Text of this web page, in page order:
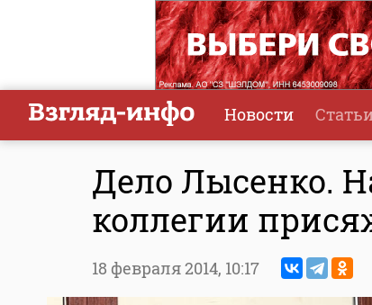
Новости
Дело Лысенко.
коллегии
18 февраля 2014, 10:17